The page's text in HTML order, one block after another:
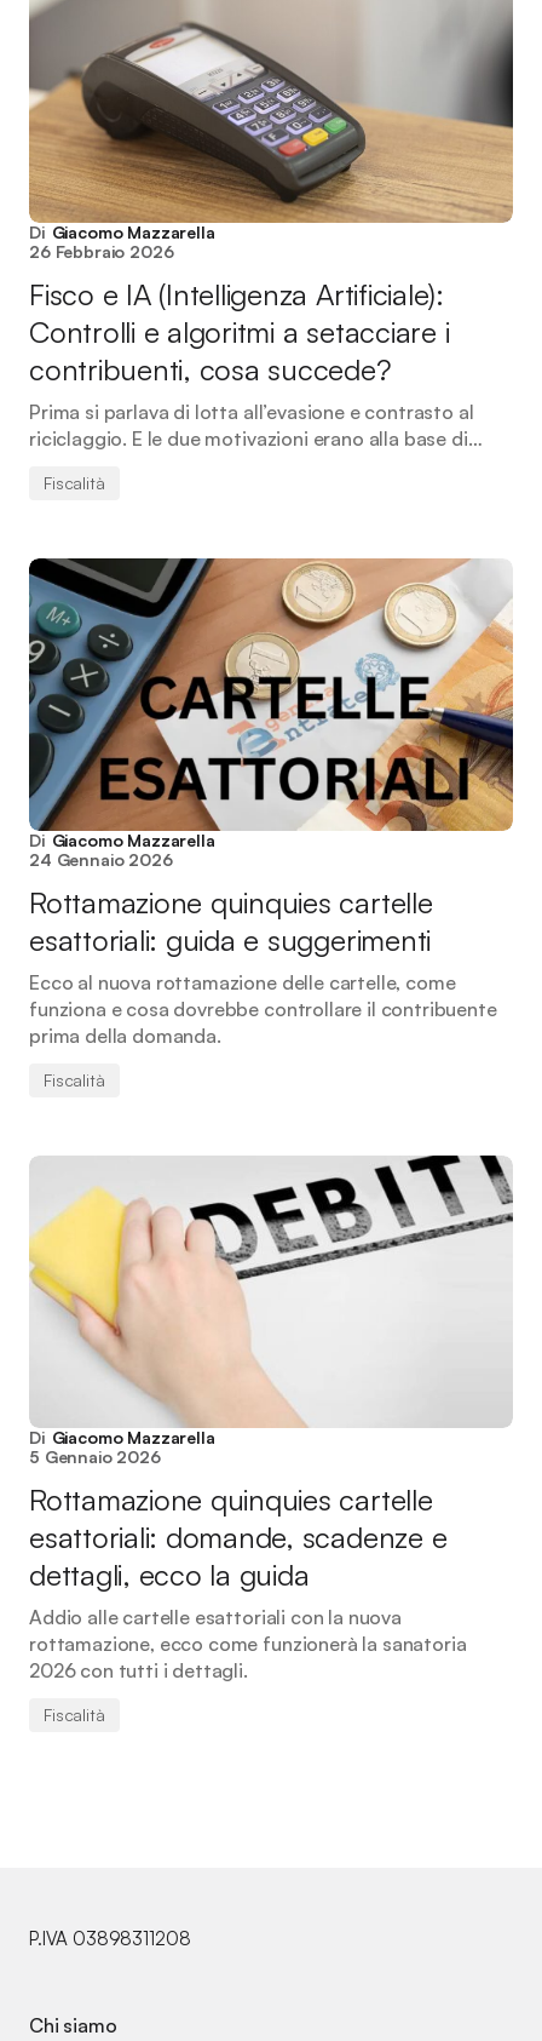
Di Giacomo Mazzarella
26 Febbraio 2026
Fisco e IA (Intelligenza Artificiale):
Controlli e algoritmi a setacciare i
contribuenti, cosa succede?
Prima si parlava di lotta all’evasione e contrasto al
riciclaggio. E le due motivazioni erano alla base di…
Fiscalità
Di Giacomo Mazzarella
24 Gennaio 2026
Rottamazione quinquies cartelle
esattoriali: guida e suggerimenti
Ecco al nuova rottamazione delle cartelle, come
funziona e cosa dovrebbe controllare il contribuente
prima della domanda.
Fiscalità
Di Giacomo Mazzarella
5 Gennaio 2026
Rottamazione quinquies cartelle
esattoriali: domande, scadenze e
dettagli, ecco la guida
Addio alle cartelle esattoriali con la nuova
rottamazione, ecco come funzionerà la sanatoria
2026 con tutti i dettagli.
Fiscalità
P.IVA 03898311208
Chi siamo